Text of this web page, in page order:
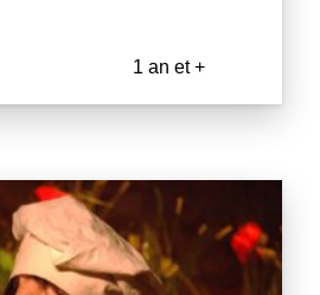
1 an et +